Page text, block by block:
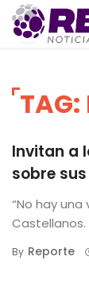
TAG:
Invitan a
sobre
“No hay
Castellanos.
By Reporte